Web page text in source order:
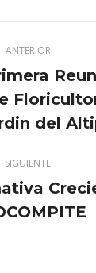
Pinterest
ANTERIOR
Publicación
anterior:
del
SIGUIENTE
Publicación
siguiente: